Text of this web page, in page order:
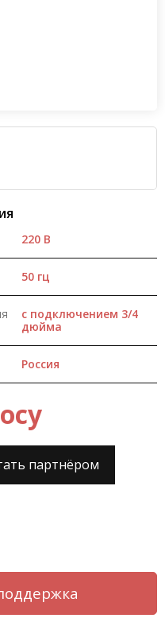
220 В
50 гц
с подключением 3/4
дюйма
Россия
партнёром